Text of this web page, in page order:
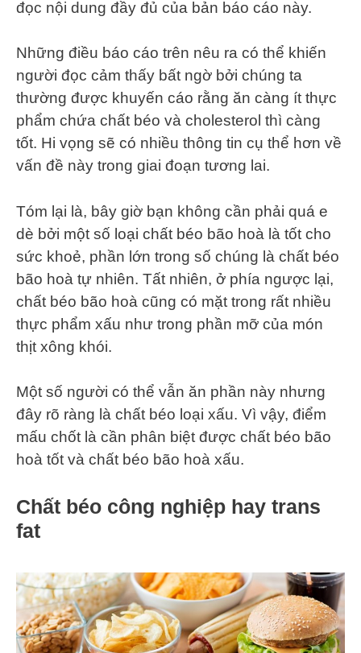
đọc nội dung đầy đủ của bản báo cáo này.
Những điều báo cáo trên nêu ra có thể khiến
người đọc cảm thấy bất ngờ bởi chúng ta
thường được khuyến cáo rằng ăn càng ít thực
phẩm chứa chất béo và cholesterol thì càng
tốt. Hi vọng sẽ có nhiều thông tin cụ thể hơn về
vấn đề này trong giai đoạn tương lai.
Tóm lại là, bây giờ bạn không cần phải quá e
dè bởi một số loại chất béo bão hoà là tốt cho
sức khoẻ, phần lớn trong số chúng là chất béo
bão hoà tự nhiên. Tất nhiên, ở phía ngược lại,
chất béo bão hoà cũng có mặt trong rất nhiều
thực phẩm xấu như trong phần mỡ của món
thịt xông khói.
Một số người có thể vẫn ăn phần này nhưng
đây rõ ràng là chất béo loại xấu. Vì vậy, điểm
mấu chốt là cần phân biệt được chất béo bão
hoà tốt và chất béo bão hoà xấu.
Chất béo công nghiệp hay trans
fat